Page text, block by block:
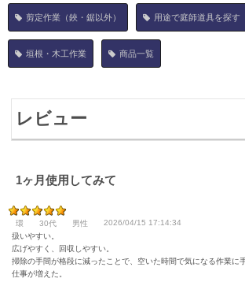
剪定作業（鋏・鋸以外） 用途で庭師道具を探す
垣根・木工作業 商品一覧
レビュー
1ヶ月使用してみて
環 30代 男性
2026/04/15 17:14:34
扱いやすい。
広げやすく、回収しやすい。
掃除の手間が格段に減ったことで、空いた時間で気になる作業に
仕事が増えた。